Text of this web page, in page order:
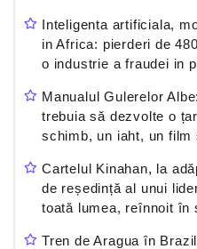
Inteligenta artificiala,
in Africa: pierderi de
o industrie a fraudei in
Manualul Gulerelor
trebuia să dezvolte o
schimb, un iaht, un film
Cartelul Kinahan, la
de reședință al unui
toată lumea, reînnoit în
Tren de Aragua în